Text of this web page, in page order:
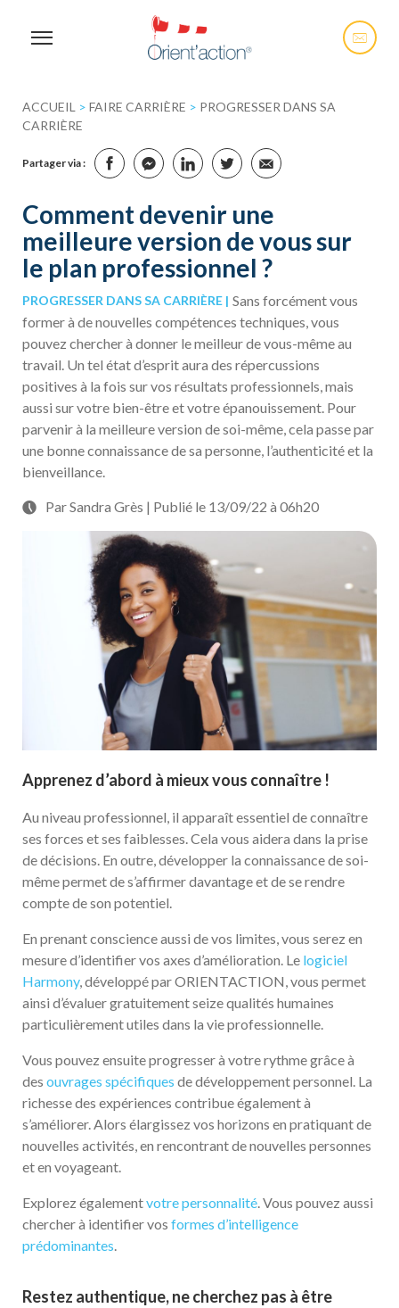
ACCUEIL > FAIRE CARRIÈRE > PROGRESSER DANS SA
CARRIÈRE
Partager via :
Comment devenir une
meilleure version de vous sur
le plan professionnel ?
PROGRESSER DANS SA CARRIÈRE
Sans forcément vous
former à de nouvelles compétences techniques, vous
pouvez chercher à donner le meilleur de vous-même au
travail. Un tel état d’esprit aura des répercussions
positives à la fois sur vos résultats professionnels, mais
aussi sur votre bien-être et votre épanouissement. Pour
parvenir à la meilleure version de soi-même, cela passe par
une bonne connaissance de sa personne, l’authenticité et la
bienveillance.
Par Sandra Grès | Publié le 13/09/22 à 06h20
Apprenez d’abord à mieux vous connaître !
Au niveau professionnel, il apparaît essentiel de connaître
ses forces et ses faiblesses. Cela vous aidera dans la prise
de décisions. En outre, développer la connaissance de soi-
même permet de s’affirmer davantage et de se rendre
compte de son potentiel.
En prenant conscience aussi de vos limites, vous serez en
mesure d’identifier vos axes d’amélioration. Le logiciel
Harmony, développé par ORIENTACTION, vous permet
ainsi d’évaluer gratuitement seize qualités humaines
particulièrement utiles dans la vie professionnelle.
Vous pouvez ensuite progresser à votre rythme grâce à
des ouvrages spécifiques de développement personnel. La
richesse des expériences contribue également à
s’améliorer. Alors élargissez vos horizons en pratiquant de
nouvelles activités, en rencontrant de nouvelles personnes
et en voyageant.
Explorez égalementvotre personnalité. Vous pouvez aussi
chercher à identifier vos formes d’intelligence
prédominantes.
Restez authentique, ne cherchez pas à être